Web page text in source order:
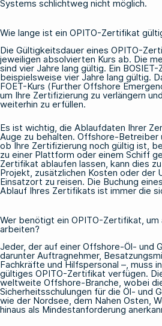
Systems schlichtweg nicht möglich.
Wie lange ist ein OPITO-Zertifikat
Die Gültigkeitsdauer eines OPITO-
jeweiligen absolvierten Kurs ab. Die
sind vier Jahre lang gültig. Ein
beispielsweise vier Jahre lang gültig.
FOET-Kurs (Further Offshore
um Ihre Zertifizierung zu verlängern
weiterhin zu erfüllen.
Es ist wichtig, die Ablaufdaten Ihrer
Auge zu behalten. Offshore-Betreiber
ob Ihre Zertifizierung noch gültig ist,
zu einer Plattform oder einem Schiff
Zertifikat ablaufen lassen, kann dies
Projekt, zusätzlichen Kosten oder der
Einsatzort zu reisen. Die Buchung
Ablauf Ihres Zertifikats ist immer die
Wer benötigt ein OPITO-Zertifikat,
arbeiten?
Jeder, der auf einer Offshore-Öl- und
darunter Auftragnehmer,
Fachkräfte und Hilfspersonal –, muss
gültiges OPITO-Zertifikat verfügen.
weltweite Offshore-Branche, wobei
Sicherheitsschulungen für die Öl- und
wie der Nordsee, dem Nahen Osten,
hinaus als Mindestanforderung